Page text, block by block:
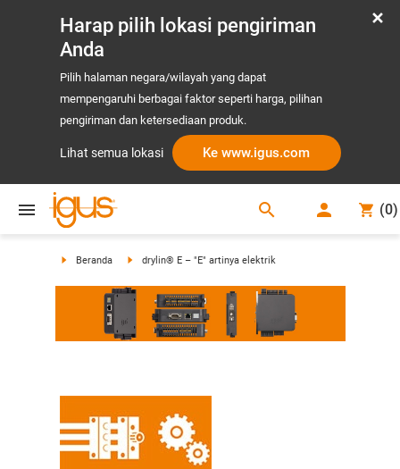
Harap pilih lokasi pengiriman
Anda
Pilih halaman negara/wilayah yang dapat
mempengaruhi berbagai faktor seperti harga, pilihan
pengiriman dan ketersediaan produk.
Lihat semua lokasi Ke www.igus.com
search (0)
Beranda drylin® E – "E" artinya elektrik